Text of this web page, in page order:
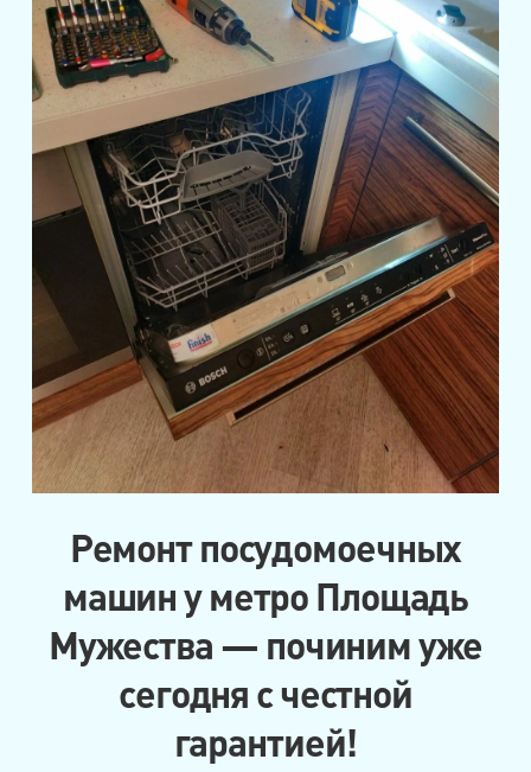
Ремонт посудомоечных
машин у метро Площадь
Мужества — починим уже
сегодня с честной
гарантией!